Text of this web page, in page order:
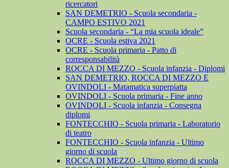
ricercatori
SAN DEMETRIO - Scuola secondaria -
CAMPO ESTIVO 2021
Scuola secondaria - “La mia scuola ideale”
OCRE - Scuola estiva 2021
OCRE - Scuola primaria - Patto di
corresponsabilità
ROCCA DI MEZZO - Scuola infanzia - Diplomi
SAN DEMETRIO, ROCCA DI MEZZO E
OVINDOLI - Matamatica superpiatta
OVINDOLI - Scuola primaria - Fine anno
OVINDOLI - Scuola infanzia - Consegna
diplomi
FONTECCHIO - Scuola primaria - Laboratorio
di teatro
FONTECCHIO - Scuola infanzia - Ultimo
giorno di scuola
ROCCA DI MEZZO - Ultimo giorno di scuola